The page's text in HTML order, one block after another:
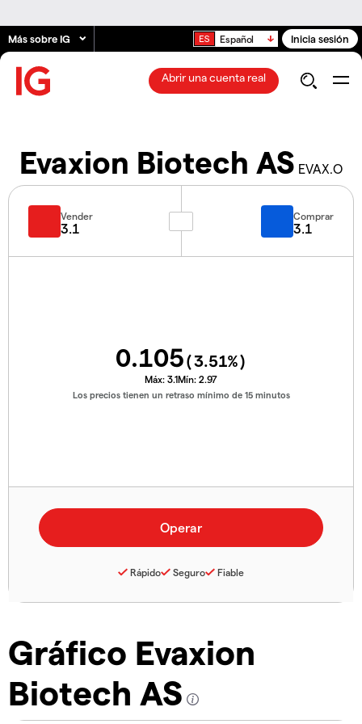
Más sobre IG Español Inicia sesión
Abrir una cuenta real
Evaxion Biotech AS EVAX.O
Gráfico Evaxion
Biotech AS
Vender
3.1
Comprar
3.1
0.105(3.51%)
Máx: 3.1Mín: 2.97
Los precios tienen un retraso mínimo de 15 minutos
Rápido Seguro Fiable